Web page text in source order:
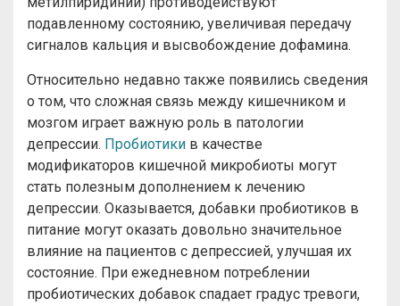
подавленному состоянию, увеличивая передачу
сигналов кальция и высвобождение дофамина.
Относительно недавно также появились сведения
о том, что сложная связь между кишечником и
мозгом играет важную роль в патологии
депрессии. Пробиотики в качестве
модификаторов кишечной микробиоты могут
стать полезным дополнением к лечению
депрессии. Оказывается, добавки пробиотиков в
питание могут оказать довольно значительное
влияние на пациентов с депрессией, улучшая их
состояние. При ежедневном потреблении
пробиотических добавок спадает градус тревоги,